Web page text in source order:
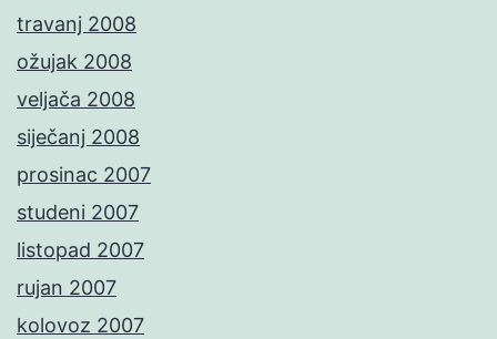
travanj 2008
ožujak 2008
veljača 2008
siječanj 2008
prosinac 2007
studeni 2007
listopad 2007
rujan 2007
kolovoz 2007